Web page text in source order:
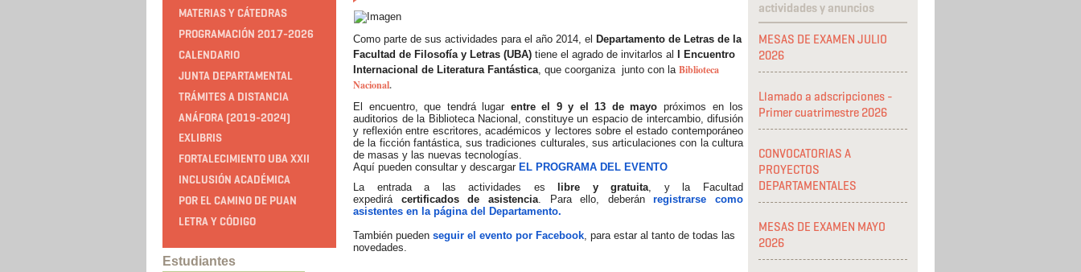
MATERIAS Y CÁTEDRAS
PROGRAMACIÓN 2017-2026
CALENDARIO
JUNTA DEPARTAMENTAL
TRÁMITES A DISTANCIA
ANÁFORA (2019-2024)
EXLIBRIS
FORTALECIMIENTO UBA XXII
INCLUSIÓN ACADÉMICA
POR EL CAMINO DE PUAN
LETRA Y CÓDIGO
Estudiantes
actividades y anuncios
MESAS DE EXAMEN JULIO
2026
Llamado a adscripciones -
Primer cuatrimestre 2026
CONVOCATORIAS A
PROYECTOS
DEPARTAMENTALES
MESAS DE EXAMEN MAYO
2026
Como parte de sus actividades para el año 2014, el Departamento de Letras de la
Facultad de Filosofía y Letras (UBA) tiene el agrado de invitarlos al
I Encuentro
Internacional de Literatura Fantástica, que coorganiza junto con la Biblioteca
Nacional.
El encuentro, que tendrá lugar entre el 9 y el 13 de mayo próximos en los
auditorios de la Biblioteca Nacional, constituye un espacio de intercambio, difusión
y reflexión entre escritores, académicos y lectores sobre el estado contemporáneo
de la ficción fantástica, sus tradiciones culturales, sus articulaciones con la cultura
de masas y las nuevas tecnologías.
Aquí pueden consultar y descargar EL PROGRAMA DEL EVENTO
La entrada a las actividades es
libre y gratuita, y la Facultad
expedirá
certificados de asistencia. Para ello, deberán
registrarse como
asistentes en la página del Departamento.
También pueden seguir el evento por Facebook, para estar al tanto de todas las
novedades.